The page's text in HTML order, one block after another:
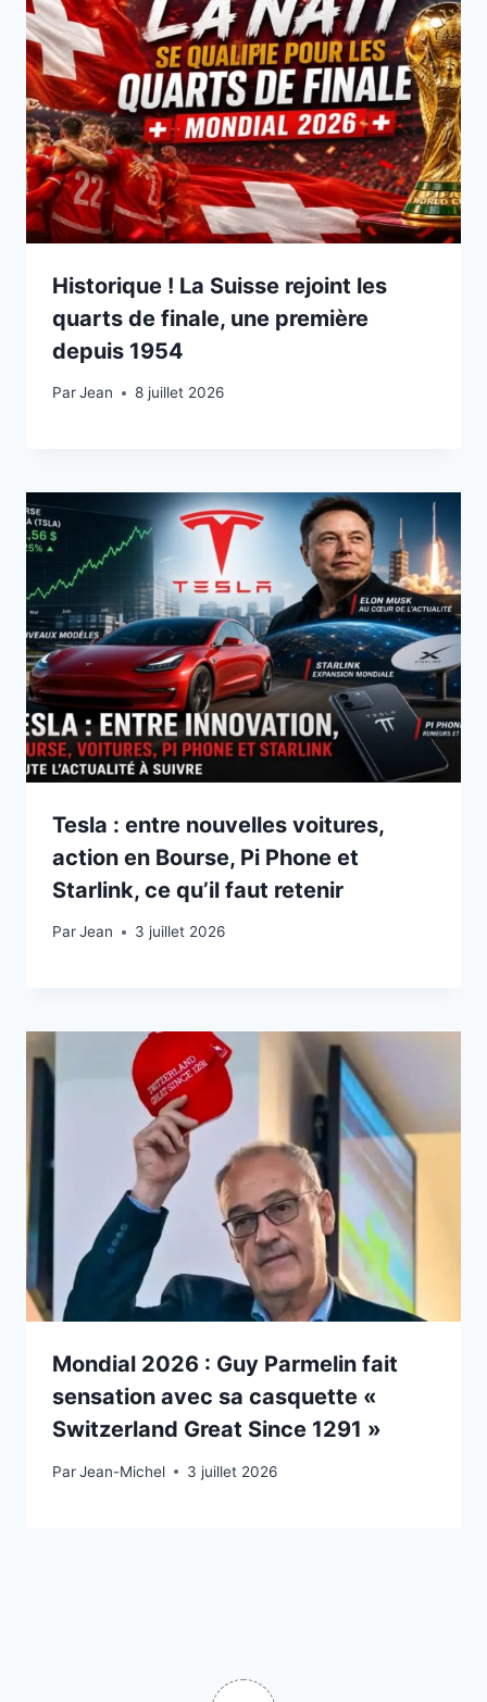
Historique ! La Suisse rejoint les
quarts de finale, une première
depuis 1954
ParJean
8 juillet 20268 juillet 2026
Tesla : entre nouvelles voitures,
action en Bourse, Pi Phone et
Starlink, ce qu’il faut retenir
ParJean
3 juillet 20263 juillet 2026
Mondial 2026 : Guy Parmelin fait
sensation avec sa casquette «
Switzerland Great Since 1291 »
ParJean-Michel
3 juillet 2026 3 juillet 2026